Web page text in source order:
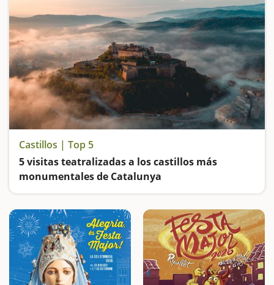
Castillos | Top 5
5 visitas teatralizadas a los castillos más
monumentales de Catalunya